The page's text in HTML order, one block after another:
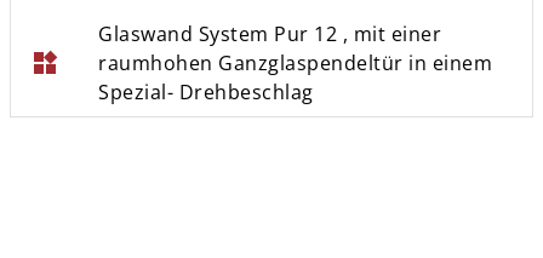
widgets
Glaswand System Pur 12 , mit einer
raumhohen Ganzglaspendeltür in einem
Spezial- Drehbeschlag